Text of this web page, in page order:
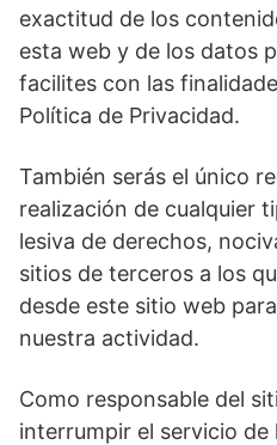
exactitud de los
esta web y de los datos
facilites con las
Política de Privacidad.
También serás el único
realización de cualquier
lesiva de derechos,
sitios de terceros a los
desde este sitio web
nuestra actividad.
Como responsable del
interrumpir el servicio de